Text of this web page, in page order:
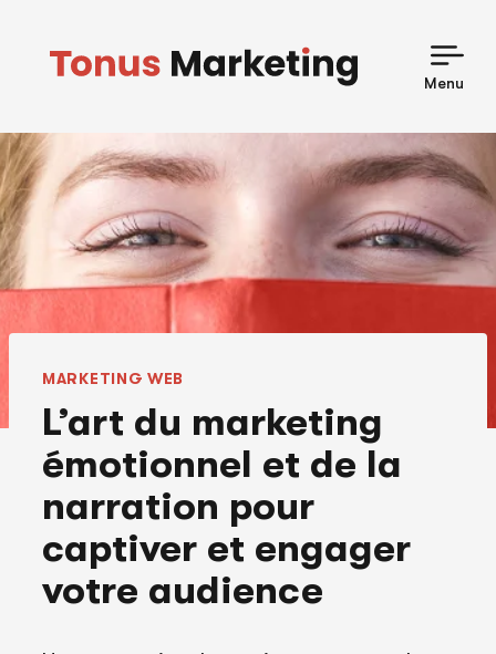
content
Menu
MARKETING WEB
L’art du marketing
émotionnel et de la
narration pour
captiver et engager
votre audience